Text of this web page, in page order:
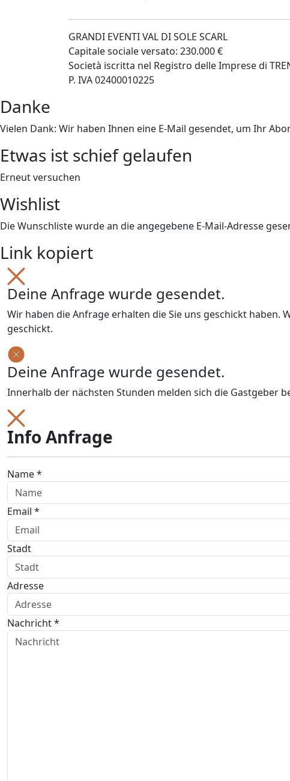
GRANDI EVENTI VAL DI SOLE SCARL
Capitale sociale versato: 230.000 €
Società iscritta nel Registro delle Imprese di
P. IVA 02400010225
Danke
Vielen Dank: Wir haben Ihnen eine E-Mail gesendet, um Ihr
Etwas ist schief gelaufen
Erneut versuchen
Wishlist
Die Wunschliste wurde an die angegebene E-Mail-Adresse
Link kopiert
Deine Anfrage wurde gesendet.
Wir haben die Anfrage erhalten die Sie uns geschickt
geschickt.
Deine Anfrage wurde gesendet.
Innerhalb der nächsten Stunden melden sich die Gastgeber
Info Anfrage
Name *
Email *
Stadt
Adresse
Nachricht *